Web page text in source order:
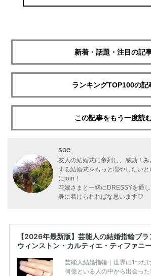
新着・話題・注目の記
ランキングTOP100の記
この記事をもう一度読
soe
友人の結婚式に参列し、感動！
する結婚式をもっと増やしたい
にjoin！
花嫁さまと一緒にDRESSYを通
身に着けられればな思います♡
【2026年最新版】芸能人の結婚指輪ブ
ウィンストン・カルティエ・ティファニ
芸能人結婚指輪｜世界に1つだ
何億といる人の中から出会っ